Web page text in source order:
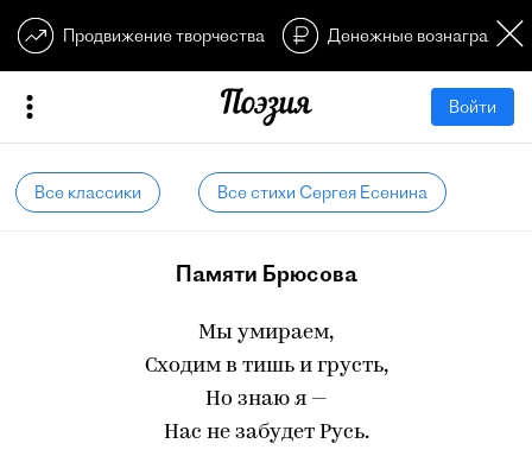
Продвижение творчества Денежные
Войти
Все классики Все стихи Сергея Есенина
Памяти Брюсова
Мы умираем,
Сходим в тишь и грусть,
Но знаю я —
Нас не забудет Русь.